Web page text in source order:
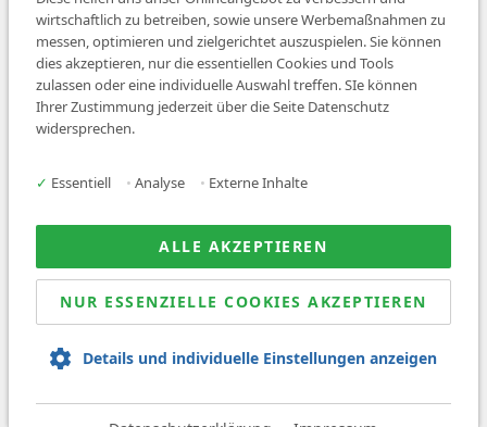
Job finden
Über uns
News
© 2026 Sanovetis. All rights reserved.
wirtschaftlich zu betreiben, sowie unsere Werbemaßnahmen zu
messen, optimieren und zielgerichtet auszuspielen. Sie können
dies akzeptieren, nur die essentiellen Cookies und Tools
zulassen oder eine individuelle Auswahl treffen. SIe können
Ihrer Zustimmung jederzeit über die Seite Datenschutz
widersprechen.
✓ Essentiell • Analyse • Externe Inhalte
ALLE AKZEPTIEREN
NUR ESSENZIELLE COOKIES AKZEPTIEREN
Details und individuelle Einstellungen anzeigen